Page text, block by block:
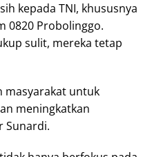
kepada TNI, khususnya
0820 Probolinggo.
sulit, mereka tetap
masyarakat untuk
meningkatkan
Sunardi.